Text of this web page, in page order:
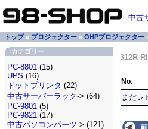
中古
トップ» プロジェクター » OHPプロジェクター
カテゴリー
PC-8801 (15)
UPS (16)
ドットプリンタ (22)
中古サーバーラック-> (64)
PC-9801 (5)
PC-9821 (17)
中古パソコンパーツ-> (121)
312R
No.
まだレ